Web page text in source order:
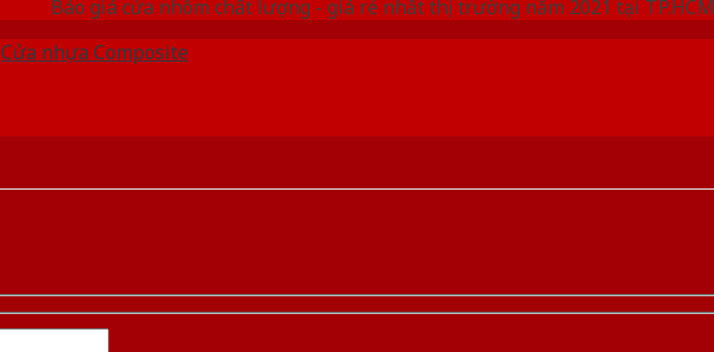
Báo giá cửa nhôm chất lượng - giá rẻ nhất thị trường năm 2021 tại TP.HCM
Cửa nhựa Composite